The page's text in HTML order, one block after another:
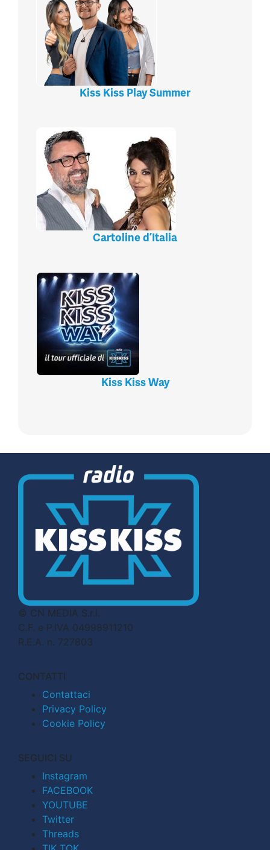
Kiss Kiss Play Summer
Cartoline d’Italia
Kiss Kiss Way
© CN MEDIA S.r.l.
C.F. e P.IVA 04998911210
R.E.A. n. 727803
CONTATTI
Contattaci
Privacy Policy
Cookie Policy
SEGUICI SU
Instagram
FACEBOOK
YOUTUBE
Twitter
Threads